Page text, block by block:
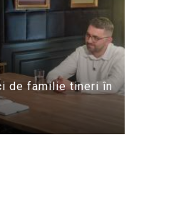
de familie tineri în